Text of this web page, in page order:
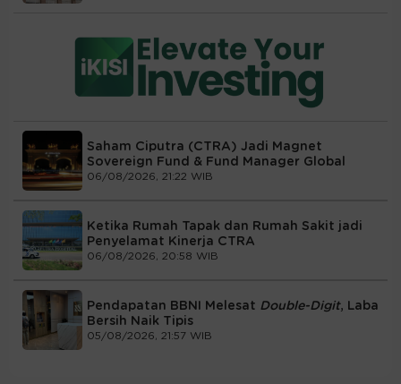
Saham Ciputra (CTRA) Jadi Magnet
Sovereign Fund & Fund Manager Global
06/08/2026, 21:22 WIB
Ketika Rumah Tapak dan Rumah Sakit jadi
Penyelamat Kinerja CTRA
06/08/2026, 20:58 WIB
Pendapatan BBNI Melesat Double-Digit, Laba
Bersih Naik Tipis
05/08/2026, 21:57 WIB